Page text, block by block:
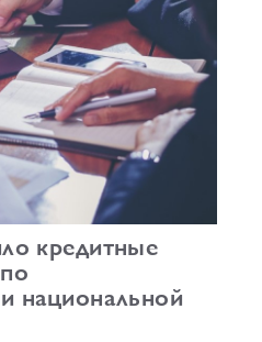
кредитные
национальной